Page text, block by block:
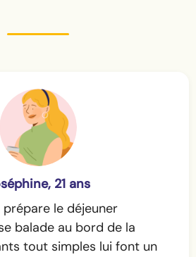
21 ans
prépare le déjeuner
balade au bord de la
tout simples lui font un